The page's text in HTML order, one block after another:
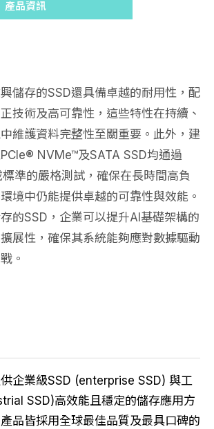
產品資訊
儲存的SSD還具備卓越的耐用性，配
技術及高可靠性，這些特性在持續、
維護資料完整性至關重要。此外，建
NVMe™及SATA SSD均通過
準的嚴格測試，確保在長時間高負
境中仍能提供卓越的可靠性與效能。
的SSD，企業可以提升AI基礎架構的
展性，確保其系統能夠應對數據驅動
。
企業級SSD (enterprise SSD) 與工
SSD)高效能且穩定的儲存應用方
品皆採用全球最佳品質及最具口碑的